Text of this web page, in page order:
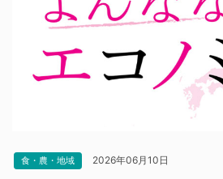
食・農・地域 2026年06月10日